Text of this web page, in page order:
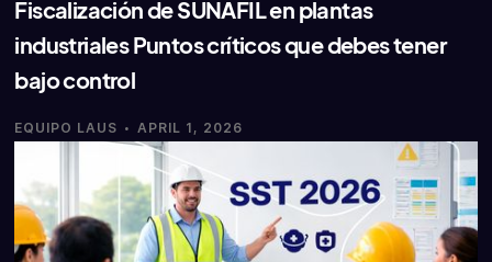
Fiscalización de SUNAFIL en plantas
industriales Puntos críticos que debes tener
bajo control
EQUIPO LAUS · APRIL 1, 2026